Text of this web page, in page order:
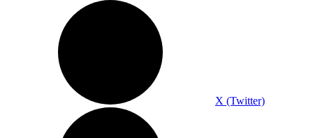
X (Twitter)